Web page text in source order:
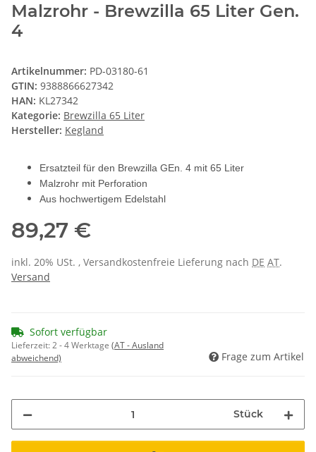
Malzrohr - Brewzilla 65 Liter Gen.
4
Artikelnummer: PD-03180-61
GTIN: 9388866627342
HAN: KL27342
Kategorie: Brewzilla 65 Liter
Hersteller: Kegland
Ersatzteil für den Brewzilla GEn. 4 mit 65 Liter
Malzrohr mit Perforation
Aus hochwertigem Edelstahl
89,27 €
inkl. 20% USt. , Versandkostenfreie Lieferung nach DE AT.
Versand
Sofort verfügbar
Lieferzeit:2 - 4 Werktage (AT - Ausland
abweichend)
Frage zum Artikel
Stück